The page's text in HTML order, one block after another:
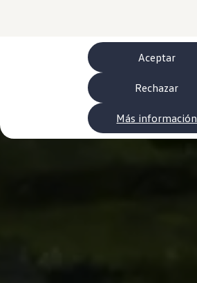
Aceptar
Rechazar
Más información
Volkswagen California
Volkswagen Grand California
Mundo Volkswagen
Sala de Prensa
Historia Volkswagen Canarias
Digital Showroom
Club Fidelización
Alquiler de furgonetas Xtravans
Blog